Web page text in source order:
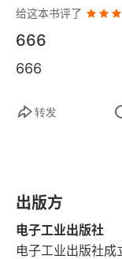
2．可达性分析
1.5.2 Java中常
4．分代收集算法
1.6 Java中的4
给这本书评了
666
666
转发
出版方
电子工业出版社
电子工业出版社